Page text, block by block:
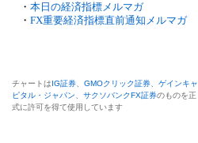
・ 本日の経済指標メルマガ
・ FX重要経済指標直前通知メルマガ
チャートはIG証券 GMOクリック証券
ゲインキャ
ピタル・ジャパン
サクソバンクFX証券のものを正
式に許可を得て使用しています